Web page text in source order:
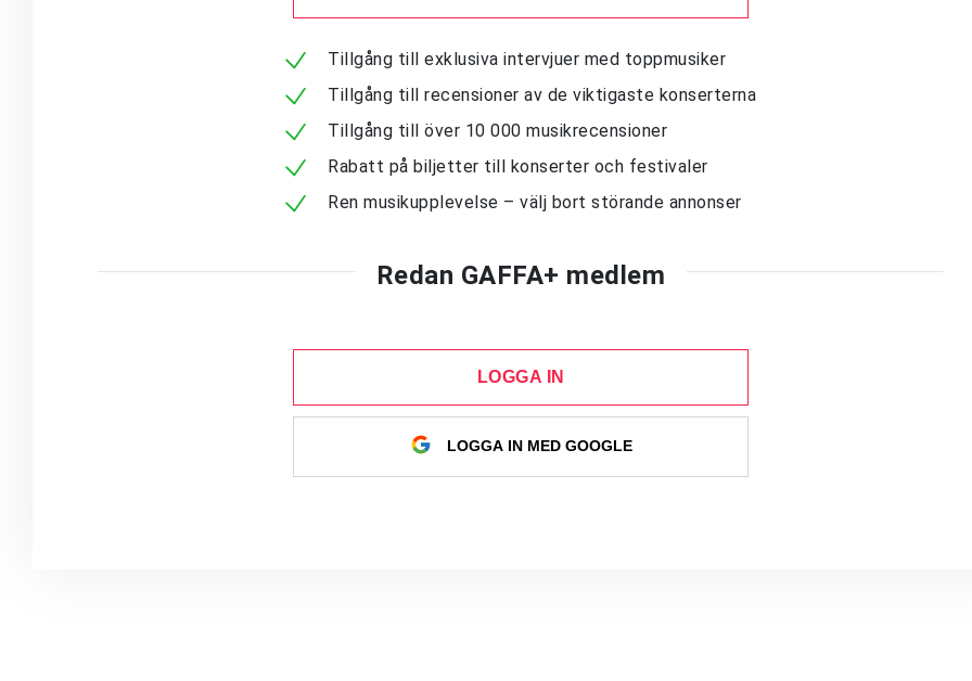
Tillgång till exklusiva intervjuer med toppmusiker
Tillgång till recensioner av de viktigaste konserterna
Tillgång till över 10 000 musikrecensioner
Rabatt på biljetter till konserter och festivaler
Ren musikupplevelse – välj bort störande annonser
Redan GAFFA+ medlem
LOGGA IN
LOGGA IN MED GOOGLE